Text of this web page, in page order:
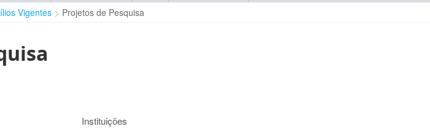
Vigentes Projetos de Pesquisa
Instituições